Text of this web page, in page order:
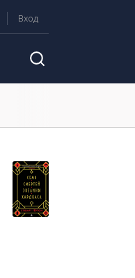
Вход